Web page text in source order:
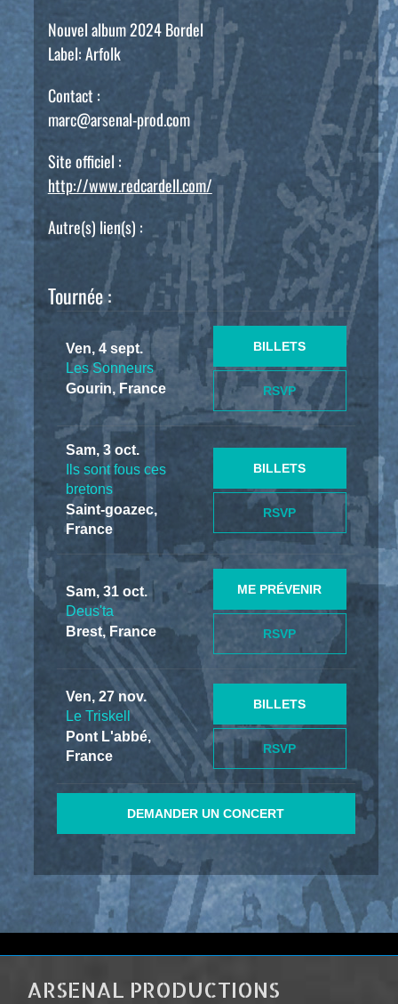
Nouvel album 2024 Bordel
Label: Arfolk
Contact :
marc@arsenal-prod.com
Site officiel :
http://www.redcardell.com/
Autre(s) lien(s) :
Tournée :
Ven, 4 sept.
Les Sonneurs
Gourin, France
RSVP
BILLETS
Sam, 3 oct.
Ils sont fous ces
bretons
Saint-goazec,
France
RSVP
BILLETS
Sam, 31 oct.
Deus'ta
Brest, France
RSVP
ME PRÉVENIR
Ven, 27 nov.
Le Triskell
Pont L'abbé,
France
RSVP
BILLETS
DEMANDER UN CONCERT
ARSENAL PRODUCTIONS